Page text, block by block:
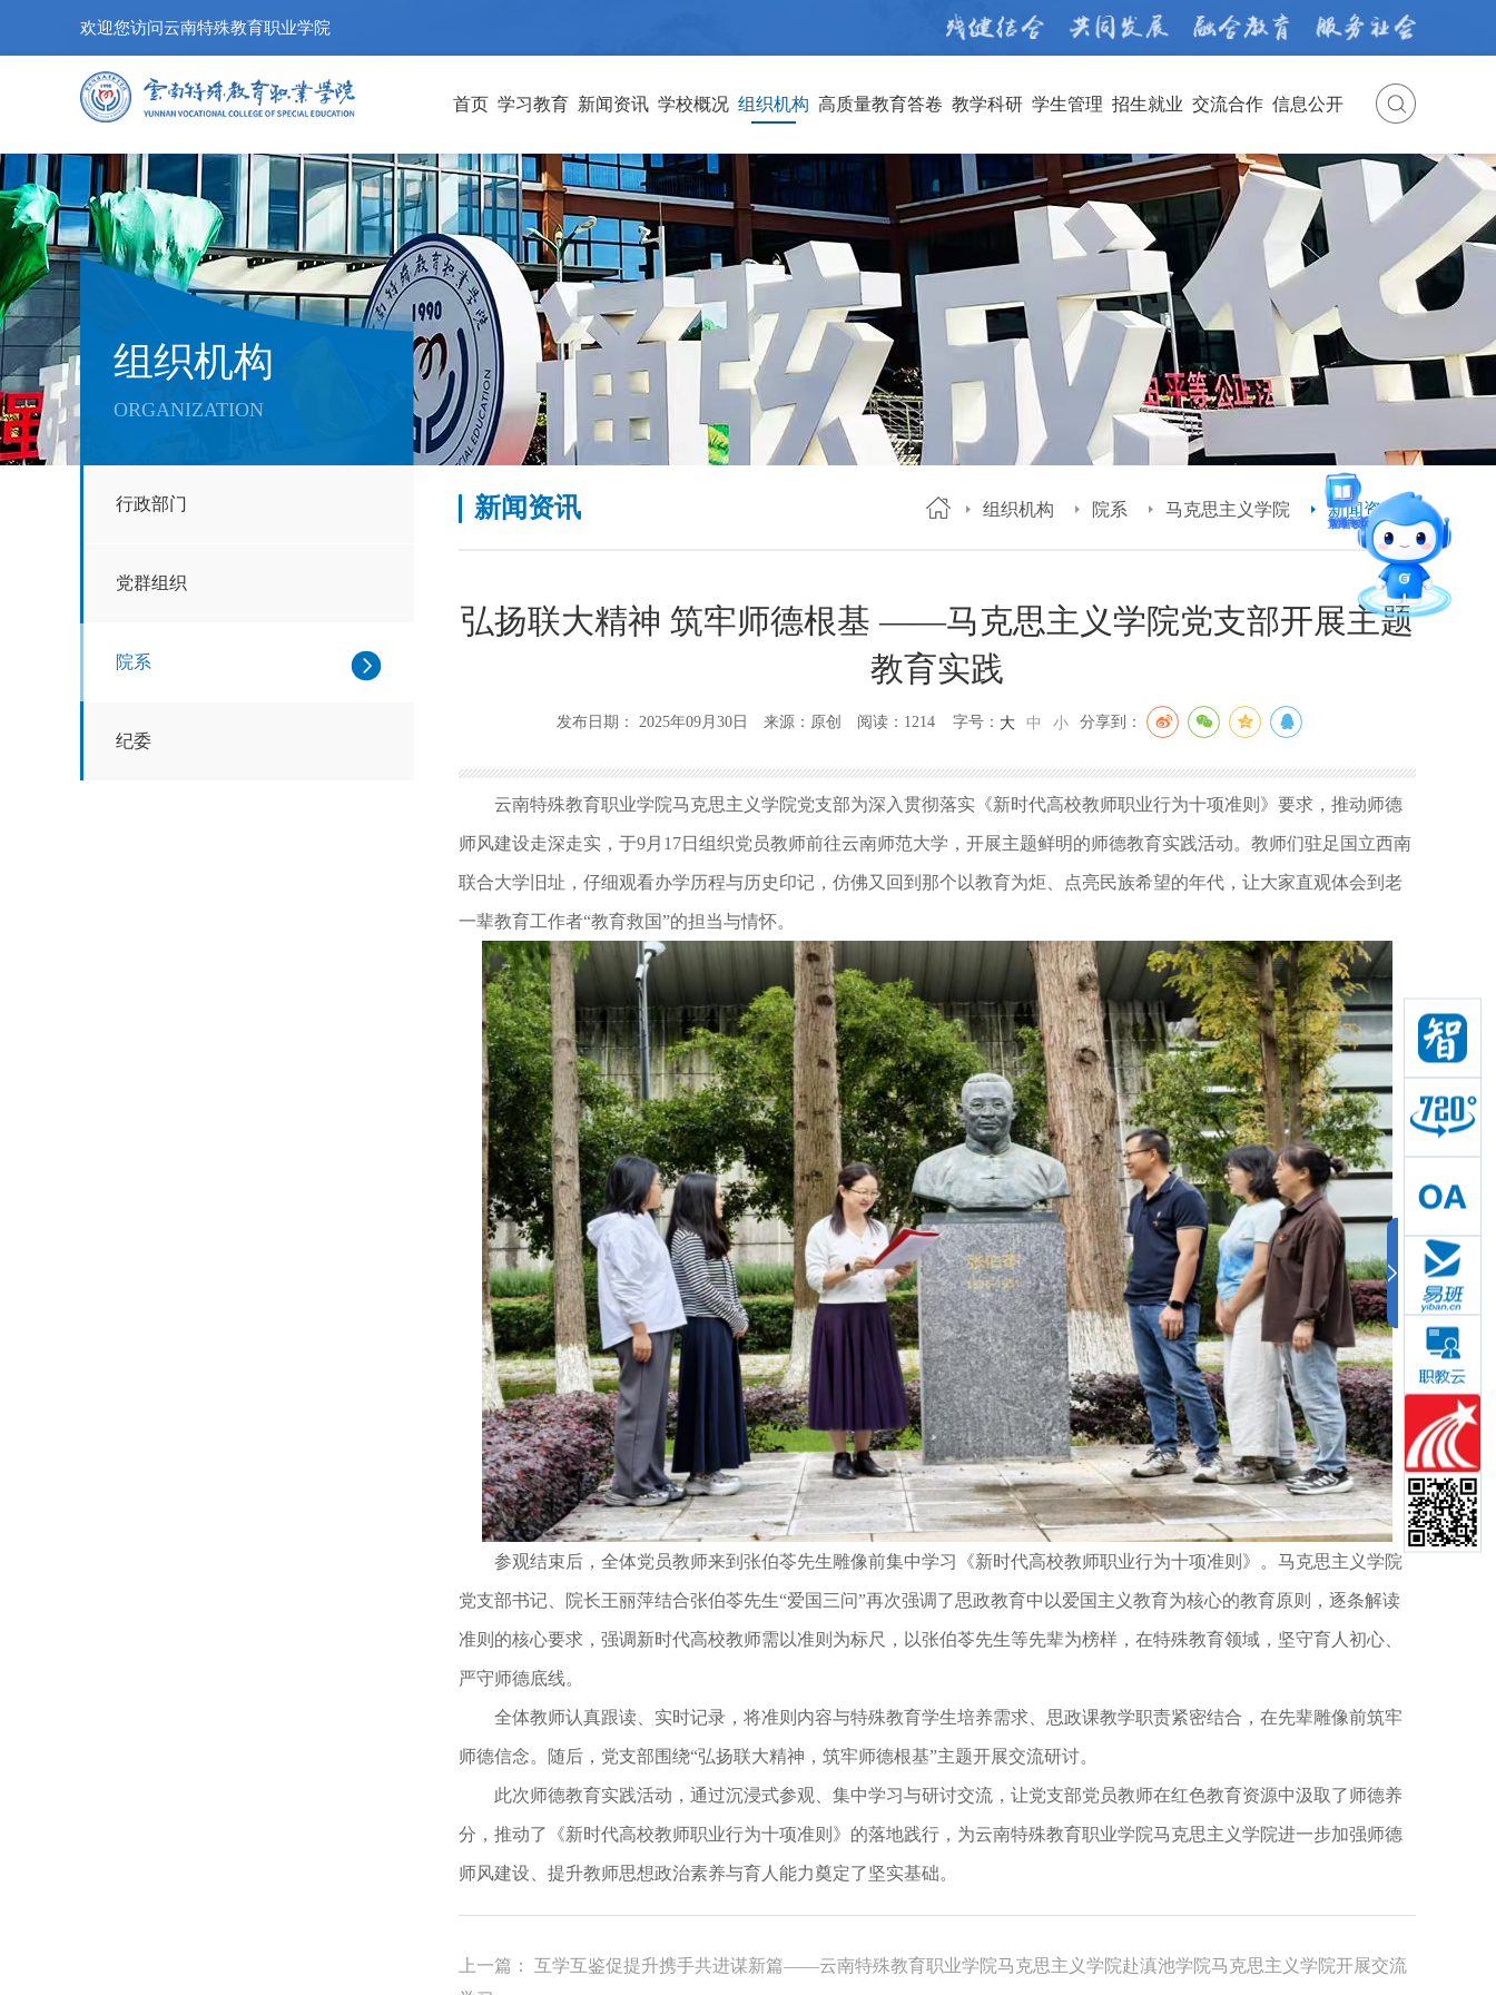
欢迎您访问云南特殊教育职业学院
首页 学习教育 新闻资讯 学校概况 组织机构 高质量教育答卷 教学科研 学生管理 招生就业 交流合作 信息公开
组织机构
ORGANIZATION
行政部门
党群组织
院系
纪委
新闻资讯 组织机构 院系 马克思主义学院 新闻资讯
弘扬联大精神 筑牢师德根基 ——马克思主义学院党支部开展主题
教育实践
发布日期： 2025年09月30日 来源：原创 阅读：1214 字号： 大 中 小 分享到：
云南特殊教育职业学院马克思主义学院党支部为深入贯彻落实《新时代高校教师职业行为十项准则》要求，推动师德
师风建设走深走实，于9月17日组织党员教师前往云南师范大学，开展主题鲜明的师德教育实践活动。 教师们驻足国立西南
联合大学旧址，仔细观看办学历程与历史印记，仿佛又回到那个以教育为炬、点亮民族希望的年代，让大家直观体会到老
一辈教育工作者“教育救国”的担当与情怀。
参观结束后，全体党员教师来到张伯苓先生雕像前集中学习《新时代高校教师职业行为十项准则》。马克思主义学院
党支部书记、院长王丽萍结合张伯苓先生“爱国三问”再次强调了思政教育中以爱国主义教育为核心的教育原则，逐条解读
准则的核心要求，强调新时代高校教师需以准则为标尺，以张伯苓先生等先辈为榜样，在特殊教育领域，坚守育人初心、
严守师德底线。
全体教师认真跟读、实时记录，将准则内容与特殊教育学生培养需求、思政课教学职责紧密结合，在先辈雕像前筑牢
师德信念。 随后，党支部围绕“弘扬联大精神，筑牢师德根基”主题开展交流研讨。
此次师德教育实践活动，通过沉浸式参观、集中学习与研讨交流，让党支部党员教师在红色教育资源中汲取了师德养
分，推动了《新时代高校教师职业行为十项准则》的落地践行，为云南特殊教育职业学院马克思主义学院进一步加强师德
师风建设、提升教师思想政治素养与育人能力奠定了坚实基础。
上一篇： 互学互鉴促提升携手共进谋新篇——云南特殊教育职业学院马克思主义学院赴滇池学院马克思主义学院开展交流
智能问答